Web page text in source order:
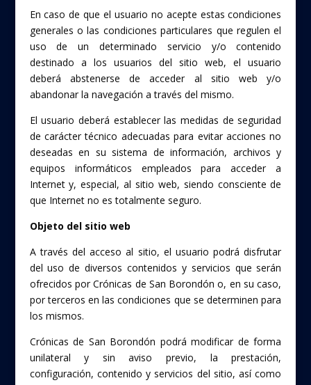
En caso de que el usuario no acepte estas condiciones
generales o las condiciones particulares que regulen el
uso de un determinado servicio y/o contenido
destinado a los usuarios del sitio web, el usuario
deberá abstenerse de acceder al sitio web y/o
abandonar la navegación a través del mismo.
El usuario deberá establecer las medidas de seguridad
de carácter técnico adecuadas para evitar acciones no
deseadas en su sistema de información, archivos y
equipos informáticos empleados para acceder a
Internet y, especial, al sitio web, siendo consciente de
que Internet no es totalmente seguro.
Objeto del sitio web
A través del acceso al sitio, el usuario podrá disfrutar
del uso de diversos contenidos y servicios que serán
ofrecidos por Crónicas de San Borondón o, en su caso,
por terceros en las condiciones que se determinen para
los mismos.
Crónicas de San Borondón podrá modificar de forma
unilateral y sin aviso previo, la prestación,
configuración, contenido y servicios del sitio, así como